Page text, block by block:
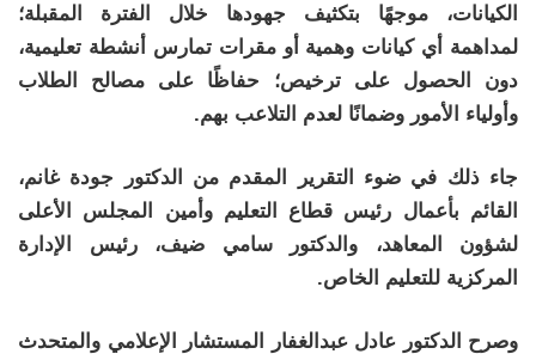
الكيانات، موجهًا بتكثيف جهودها خلال الفترة المقبلة؛
لمداهمة أي كيانات وهمية أو مقرات تمارس أنشطة تعليمية،
دون الحصول على ترخيص؛ حفاظًا على مصالح الطلاب
وأولياء الأمور وضمانًا لعدم التلاعب بهم.
جاء ذلك في ضوء التقرير المقدم من الدكتور جودة غانم،
القائم بأعمال رئيس قطاع التعليم وأمين المجلس الأعلى
لشؤون المعاهد، والدكتور سامي ضيف، رئيس الإدارة
المركزية للتعليم الخاص.
وصرح الدكتور عادل عبدالغفار المستشار الإعلامي والمتحدث